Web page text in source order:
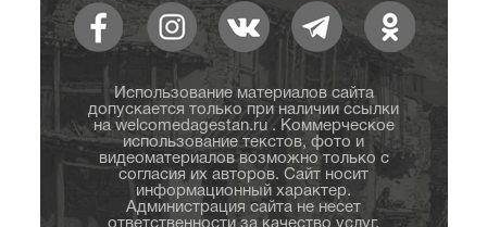
Использование материалов сайта
допускается только при наличии ссылки
на welcomedagestan.ru . Коммерческое
использование текстов, фото и
видеоматериалов возможно только с
согласия их авторов. Сайт носит
информационный характер.
Администрация сайта не несет
ответственности за качество услуг,